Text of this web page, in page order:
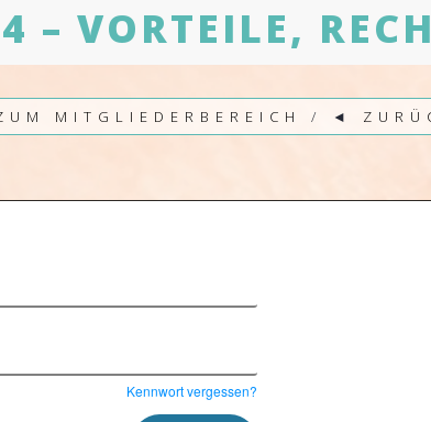
– VORTEILE,
MITGLIEDERBEREICH / ◄
Kennwort vergessen?